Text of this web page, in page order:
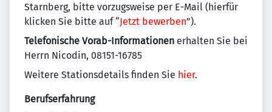
Starnberg, bitte vorzugsweise per E-Mail (hierfür
klicken Sie bitte auf “Jetzt bewerben”).
Telefonische Vorab-Informationen erhalten Sie bei
Herrn Nicodin, 08151-16785
Weitere Stationsdetails finden Sie hier.
Berufserfahrung